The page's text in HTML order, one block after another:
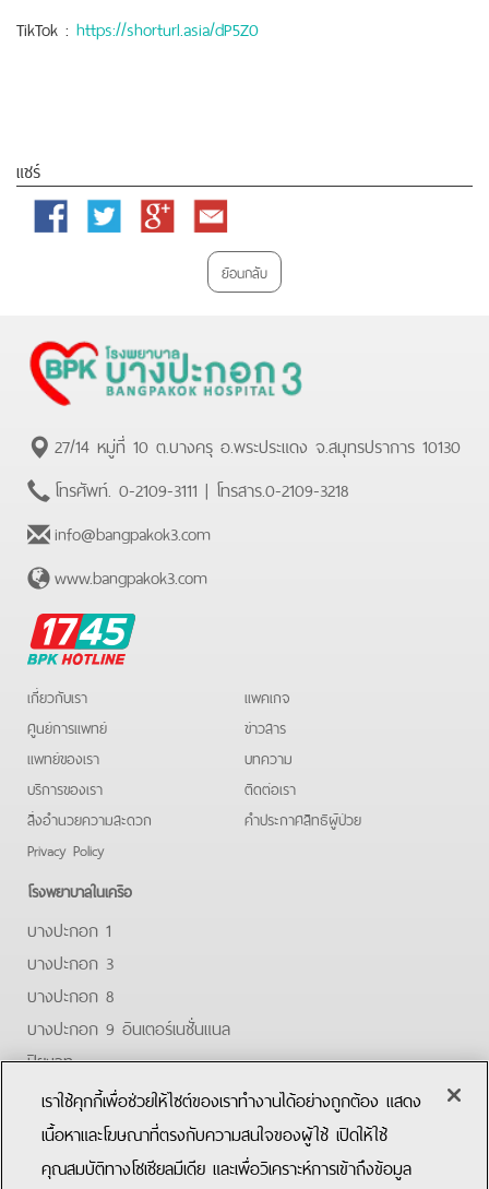
TikTok : https://shorturl.asia/dP5Z0
แชร์
Facebook Twitter
Google
Email
ย้อนกลับ
27/14 หมู่ที่ 10 ต.บางครุ อ.พระประแดง จ.สมุทรปราการ 10130
โทรศัพท์. 0-2109-3111 | โทรสาร.0-2109-3218
info@bangpakok3.com
www.bangpakok3.com
BPK
Hotline
เกี่ยวกับเรา
ศูนย์การแพทย์
แพทย์ของเรา
บริการของเรา
สิ่งอำนวยความสะดวก
Privacy Policy
แพคเกจ
ข่าวสาร
บทความ
ติดต่อเรา
คําประกาศสิทธิผู้ป่วย
โรงพยาบาลในเครือ
บางปะกอก 1
บางปะกอก 3
บางปะกอก 8
บางปะกอก 9 อินเตอร์เนชั่นแนล
ปิยะเวท
บางปะกอก-รังสิต 2
บางปะกอกสมุทรปราการ
FacebookYoutube
เราใช้คุกกี้เพื่อช่วยให้ไซต์ของเราทำงานได้อย่างถูกต้อง แสดง
เนื้อหาและโฆษณาที่ตรงกับความสนใจของผู้ใช้ เปิดให้ใช้
คุณสมบัติทางโซเชียลมีเดีย และเพื่อวิเคราะห์การเข้าถึงข้อมูล